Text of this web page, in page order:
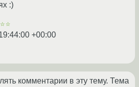
:)
+00:00
комментарии в эту тему. Тема